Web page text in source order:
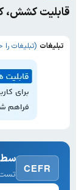
قابلیت کشش،
تبلیغات (تبلیغات
CEFR تست